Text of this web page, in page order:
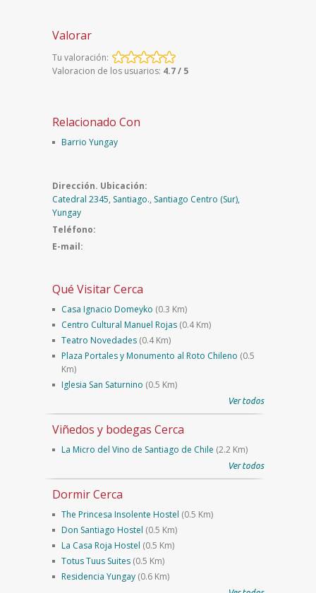
Valorar
Tu valoración:
Valoracion de los usuarios: 4.7 / 5
Relacionado Con
Barrio Yungay
Dirección. Ubicación:
Catedral 2345, Santiago., Santiago Centro (Sur),
Yungay
Teléfono:
E-mail:
Qué Visitar Cerca
Casa Ignacio Domeyko (0.3 Km)
Centro Cultural Manuel Rojas (0.4 Km)
Teatro No­vedades (0.4 Km)
Plaza Portales y Monumento al Roto Chileno (0.5
Km)
Iglesia San Saturnino (0.5 Km)
Ver todos
Viñedos y bodegas Cerca
La Micro del Vino de Santiago de Chile (2.2 Km)
Ver todos
Dormir Cerca
The Princesa Insolente Hostel (0.5 Km)
Don Santiago Hostel (0.5 Km)
La Casa Roja Hostel (0.5 Km)
Totus Tuus Suites (0.5 Km)
Residencia Yungay (0.6 Km)